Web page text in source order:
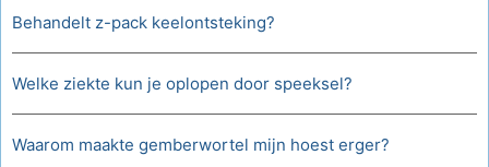
Behandelt z-pack keelontsteking?
Welke ziekte kun je oplopen door speeksel?
Waarom maakte gemberwortel mijn hoest erger?